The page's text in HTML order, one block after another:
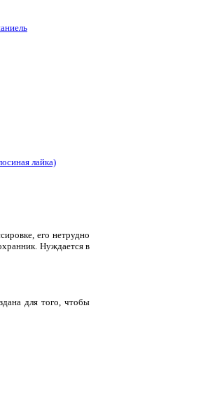
его нетрудно
Нуждается в
для того, чтобы
лайка)